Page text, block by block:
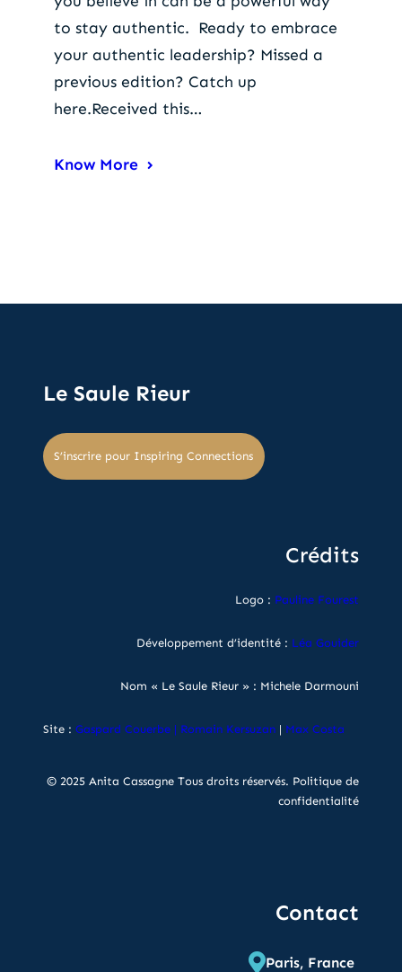
to stay authentic. Ready to embrace
your authentic leadership? Missed a
previous edition? Catch up
here.Received this…
Know More
Le Saule Rieur
S’inscrire pour Inspiring Connections
Crédits
Logo : Pauline Fourest
Développement d’identité : Léa Gouider
Nom « Le Saule Rieur » : Michele Darmouni
Site : Gaspard Couerbe | Romain Kersuzan | Max Costa
© 2025 Anita Cassagne Tous droits réservés. Politique de
confidentialité
Contact
Paris, France